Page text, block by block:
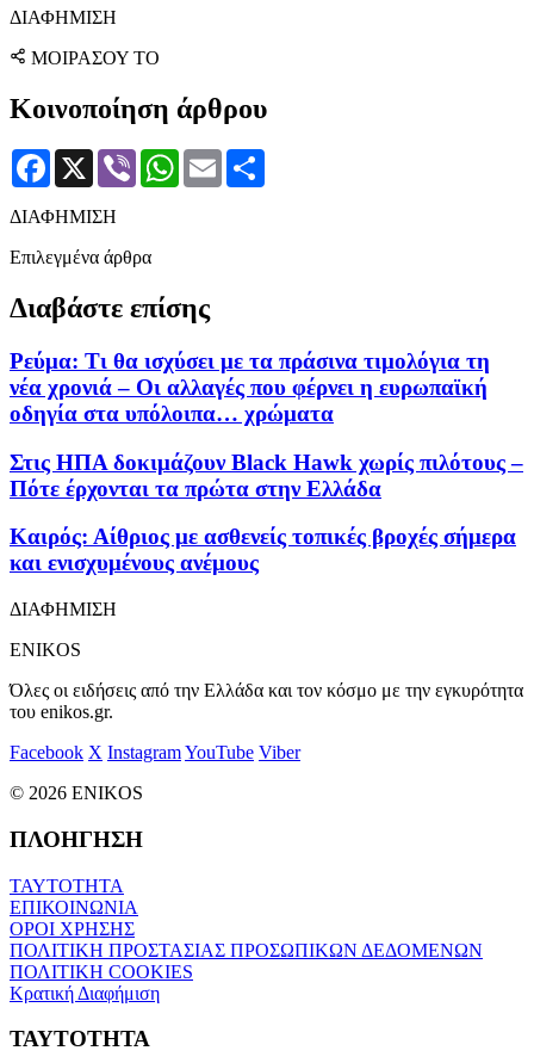
ΔΙΑΦΗΜΙΣΗ
ΜΟΙΡΑΣΟΥ ΤΟ
Κοινοποίηση άρθρου
Facebook
X Viber WhatsApp
Email
ΔΙΑΦΗΜΙΣΗ
Επιλεγμένα άρθρα
Διαβάστε επίσης
Ρεύμα: Τι θα ισχύσει με τα πράσινα τιμολόγια τη
νέα χρονιά – Οι αλλαγές που φέρνει η ευρωπαϊκή
οδηγία στα υπόλοιπα… χρώματα
Στις ΗΠΑ δοκιμάζουν Black Hawk χωρίς πιλότους –
Πότε έρχονται τα πρώτα στην Ελλάδα
Καιρός: Αίθριος με ασθενείς τοπικές βροχές σήμερα
και ενισχυμένους ανέμους
ΔΙΑΦΗΜΙΣΗ
ENIKOS
Όλες οι ειδήσεις από την Ελλάδα και τον κόσμο με την εγκυρότητα
του enikos.gr.
Facebook X InstagramYouTube Viber
© 2026 ENIKOS
ΠΛΟΗΓΗΣΗ
ΤΑΥΤΟΤΗΤΑ
ΕΠΙΚΟΙΝΩΝΙΑ
ΟΡΟΙ ΧΡΗΣΗΣ
ΠΟΛΙΤΙΚΗ ΠΡΟΣΤΑΣΙΑΣ ΠΡΟΣΩΠΙΚΩΝ ΔΕΔΟΜΕΝΩΝ
ΠΟΛΙΤΙΚΗ COOKIES
Κρατική Διαφήμιση
ΤΑΥΤΟΤΗΤΑ